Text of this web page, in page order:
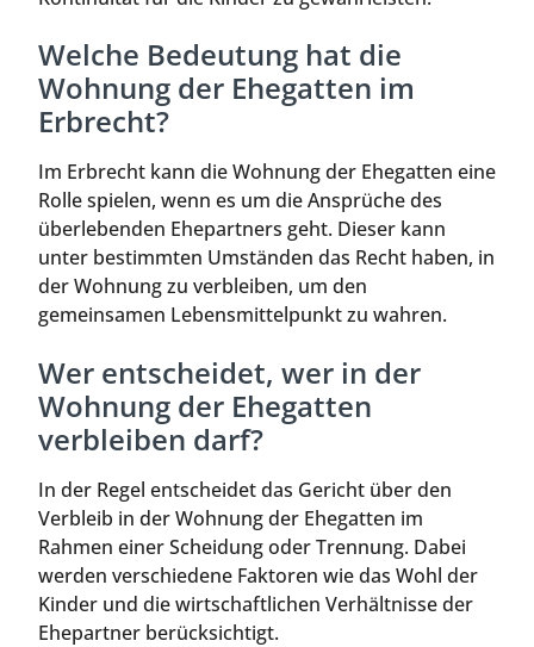
Welche Bedeutung hat die
Wohnung der Ehegatten im
Erbrecht?
Im Erbrecht kann die Wohnung der Ehegatten eine
Rolle spielen, wenn es um die Ansprüche des
überlebenden Ehepartners geht. Dieser kann
unter bestimmten Umständen das Recht haben, in
der Wohnung zu verbleiben, um den
gemeinsamen Lebensmittelpunkt zu wahren.
Wer entscheidet, wer in der
Wohnung der Ehegatten
verbleiben darf?
In der Regel entscheidet das Gericht über den
Verbleib in der Wohnung der Ehegatten im
Rahmen einer Scheidung oder Trennung. Dabei
werden verschiedene Faktoren wie das Wohl der
Kinder und die wirtschaftlichen Verhältnisse der
Ehepartner berücksichtigt.